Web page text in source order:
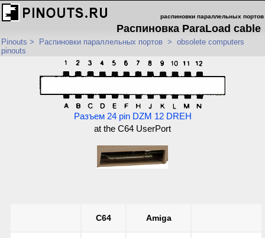
распиновки параллельных портов
Распиновка ParaLoad cable
Pinouts > Распиновки параллельных портов > obsolete computers
pinouts
Разъем 24 pin DZM 12 DREH
at the C64 UserPort
C64 Amiga